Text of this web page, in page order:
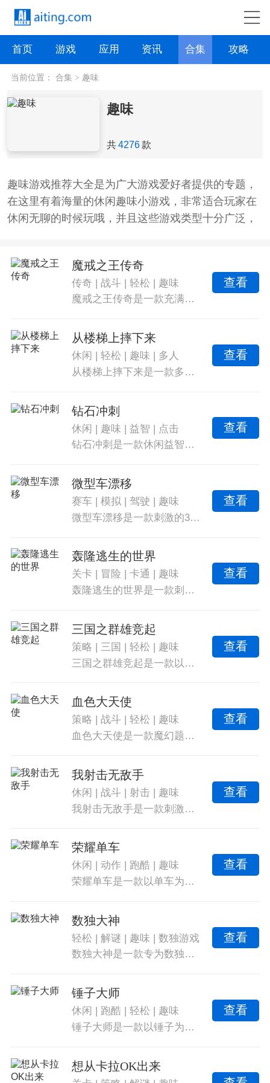
首页 游戏 应用 资讯 合集 攻略
当前位置： 合集 > 趣味
趣味
共4276款
趣味游戏推荐大全是为广大游戏爱好者提供的专题，
在这里有着海量的休闲趣味小游戏，非常适合玩家在
休闲无聊的时候玩哦，并且这些游戏类型十分广泛，
魔戒之王传奇
传奇 |战斗 |轻松 | 趣味
魔戒之王传奇是一款充满热血激情的传奇手游，游戏中有着大量的战斗资源，还有多种多样的英雄角色供玩家挑选，特别火爆的战斗场景画面自由的探索在不同的地图场景中，勇敢的和强大的boss进行激烈的对战，借助游戏当中的强力装备提升实力。
查看
从楼梯上摔下来
休闲 |轻松 | 趣味 | 多人
从楼梯上摔下来是一款多人乱斗竞技游戏，你将操控一个橡皮人参与下楼梯比赛。想要速度快，可以尝试直接从交叉位置跳下，但要小心别跳进水里。这款游戏有趣的橡皮人形象和新颖的姿势令人印象深刻，你需要努力掌握技巧，迅速到达终点。游戏免费畅玩，无需花费一分钱，简单的一键控制让你轻松享受休闲时光。精致的3D图形和趣味背景音乐提供更优秀的游戏体验。只需要一根手指就能控制角色，适合所有年龄段的玩家。与其他玩家一起竞赛，比比看谁能先到达终点。游戏中还有捷径供你寻找，但小心保持平衡，避免跌倒影响速度。轻松滑动屏幕，让橡皮人从螺旋楼梯上滚下，争取尽快到达终点。使用各种道具助推器，完成惊险的比赛，击败对手赢得荣誉。
查看
钻石冲刺
休闲 | 趣味 |益智 | 点击
钻石冲刺是一款休闲益智游戏，通过拼图组合不同形状的几何图形，考验玩家的观察能力和反应速度。玩家需要在最短的时间内完成拼图以获得胜利。点击大钻石的颜色与四颗钻石中的一个匹配即可获得积分，匹配的钻石越多分数越高，游戏采用了计时器模式，与时间赛跑，享受精美的视觉效果和动画。玩家还可以通过解锁成就和获得奖励来增加游戏趣味性。多种模式可供选择，在挑战中收集道具增加移动速度，坚持更久可以获取更多奖励。玩家还可以在线与其他玩家比拼速度。
查看
微型车漂移
赛车 |模拟 |驾驶 | 趣味
微型车漂移是一款刺激的3D赛车漂移竞技游戏。支持好友进行联机PK，双人自由选择地图，比拼驾驶技术。真实的漂流赛车模拟器游戏，让玩家根据自己的车型选择挑战任务。丰富的游戏任务主线和自由DIY赛车，带来一触即发的趣味对决。
查看
轰隆逃生的世界
关卡 冒险 |卡通
趣味
轰隆逃生的世界是一款刺激的闯关游戏，为玩家提供多样的逃离任务和精彩的逃离模式。游戏中，玩家需要掌握每一关的规则，并合理运用，才能成功逃脱。每个关卡都有强大的boss，击败它们可以获取丰厚的奖励。游戏采用卡通主题，内容丰富，可自行选择角色形象，尽情体验关卡的乐趣。感受无比精彩的冒险，挑战各种谜题，锻炼思维能力。游戏包含多种难度的任务，自由尝试和解开谜题的乐趣。超刺激的冒险逃生内容，多样的玩法和自由度，为玩家带来不同的选择。
查看
三国之群雄竞起
策略 | 三国 |轻松 | 趣味
三国之群雄竞起是一款以三国为题材打造的策略对战游戏，丰富有趣的游戏玩法，为玩家带来身临其境般的游戏体验，率领你的军队在充满硝烟的热血战场上四处征战，击败强大的敌人，游戏非常有趣味，是一款不可多得的良心作品。超多竞技玩法，军师为你出谋划策，利用强大的军团来打败敌人。非常简单易上手的操作，体验三国时代的热血激情，在广阔的地图场景中进行探索，发现更多乐趣
查看
血色大天使
策略 |战斗 |轻松
趣味
血色大天使是一款魔幻题材的竞技游戏，玩家可以选择不同职业进行挑战。游戏拥有丰富的剧情故事和自由的战斗玩法，玩家可以在开放的世界中探索和战斗，同时收集强大的神器装备，提升游戏体验。荣耀大天使裁决提供多种战斗玩法和特色内容，还有趣味奖励可领取，提高玩家实力。全新的开放世界允许玩家探索不同地区，并挑战各种不同的boss。
查看
我射击无敌手
休闲 |战斗 | 射击 | 趣味
我射击无敌手是一款刺激有趣的休闲射击手游。在游戏中，玩家将体验到各种精彩的射击玩法，并使用各种道具来赢得比赛胜利和解锁更多有趣的内容。游戏中还有多种高级工具，比如直升机、越野车和建筑基地等等，让玩家可以尽情地享受更深入的射击体验。玩家需要保护好自己，否则会被巨人击败，任务失败，城市陷入危险。
查看
荣耀单车
休闲 |动作 跑酷
趣味
荣耀单车是一款以单车为主题的休闲跑酷游戏。在游戏中，玩家需要在各种特色道路上骑行，进行各种惊险刺激的动作表演，同时面对挑战和惊喜。游戏采用真实的物理驱动效果，让玩家感受到真实的骑行乐趣。路途中充满了各种危险和意外，如爆炸、地雷和大炮，玩家需要灵活躲避，小心翼翼，否则离死亡只有一步之遥。游戏音效鬼畜，场面高能，带给玩家无比的欢乐和刺激。玩家还可以使用特殊道具和破坏环境来增加乐趣。快来下载荣耀单车汉化版，展示你的实力，享受欢乐，为了荣耀而战吧。
查看
数独大神
轻松 |解谜 | 趣味 |数独游戏
数独大神是一款专为数独爱好者们打造的趣味游戏。在游戏中，你可以轻松地掌握数独的玩法，并挑战各种难度的题目，成为数独游戏的大神。游戏内含有丰富的4399道题目，涵盖了各种难度级别的挑战，玩家可以根据自己的实力选择不同的难度，逐步提升解谜技能。数独不仅承袭了经典的玩法，还注入了创新的逻辑推理元素，玩家需要运用数学公式与定理，通过观察与分析填写数字，挖掘思维的深度。在填写数字时，可以有序地从1开始依次填写其他数字，不仅提高了解谜的速度和准确率，也为游戏增添了趣味。数独大神还提供多种数独玩法，如经典数独、对角线数独、超级数独等，每种玩法都有特殊的规则与挑战，保证你在解谜过程中永远不会感到乏味。玩数独游戏可以锻炼思维能力，需要运用观察、分析和推理等能力来解决问题，以培养卓越的思维技巧。游戏还提供提示与自动填充功能，帮助你更轻松地解决困难题目。解决数独问题需要专注和沉着应对，逐步推导，这个过程将有助于培养玩家的耐心与毅力，以及坚定的意志品质。快来本站下载数独大神，开始你的数独游戏之旅吧。
查看
锤子大师
休闲 | 跑酷 |轻松 | 趣味
锤子大师是一款以锤子为主角的跑酷游戏，需要通过左右滑动屏幕躲避障碍物。击碎物品获得增益效果和游戏币。提供了良好的心态和排行榜系统，玩家可以挑战更高的分数。玩家可以在游戏中学习更多技巧，轻松应对麻烦。
查看
想从卡拉OK出来